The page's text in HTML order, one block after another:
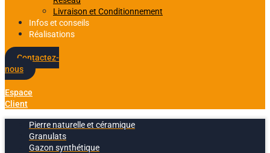
Livraison et Conditionnement
Infos et conseils
Réalisations
Contactez-
nous
Espace
Client
Pierre naturelle et céramique
Granulats
Gazon synthétique